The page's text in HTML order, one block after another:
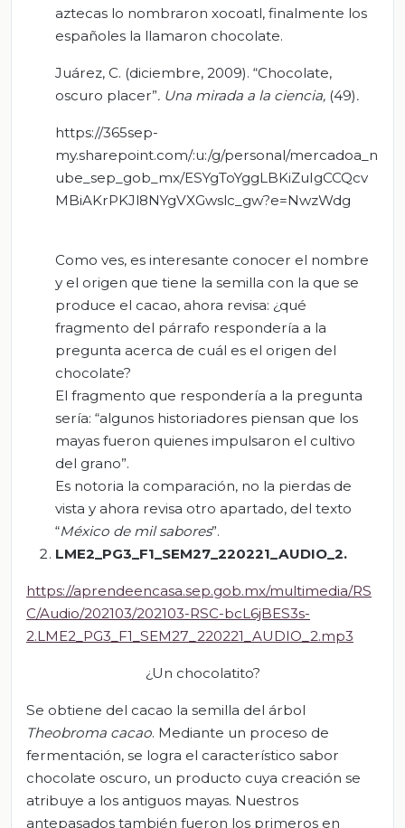
aztecas lo nombraron xocoatl, finalmente los
españoles la llamaron chocolate.
Juárez, C. (diciembre, 2009). “Chocolate,
oscuro placer”. Una mirada a la ciencia, (49).
https://365sep-
my.sharepoint.com/:u:/g/personal/mercadoa_n
ube_sep_gob_mx/ESYgToYggLBKiZuIgCCQcv
MBiAKrPKJl8NYgVXGwslc_gw?e=NwzWdg
Como ves, es interesante conocer el nombre
y el origen que tiene la semilla con la que se
produce el cacao, ahora revisa: ¿qué
fragmento del párrafo respondería a la
pregunta acerca de cuál es el origen del
chocolate?
El fragmento que respondería a la pregunta
sería: “algunos historiadores piensan que los
mayas fueron quienes impulsaron el cultivo
del grano”.
Es notoria la comparación, no la pierdas de
vista y ahora revisa otro apartado, del texto
“México de mil sabores”.
LME2_PG3_F1_SEM27_220221_AUDIO_2.
https://aprendeencasa.sep.gob.mx/multimedia/RS
C/Audio/202103/202103-RSC-bcL6jBES3s-
2.LME2_PG3_F1_SEM27_220221_AUDIO_2.mp3
¿Un chocolatito?
Se obtiene del cacao la semilla del árbol
Theobroma cacao. Mediante un proceso de
fermentación, se logra el característico sabor
chocolate oscuro, un producto cuya creación se
atribuye a los antiguos mayas. Nuestros
antepasados también fueron los primeros en